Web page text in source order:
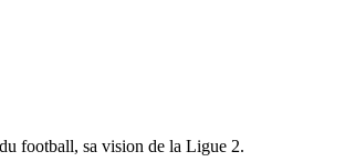
football, sa vision de la Ligue 2.